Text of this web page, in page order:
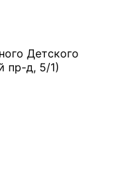
Детского
пр-д, 5/1)